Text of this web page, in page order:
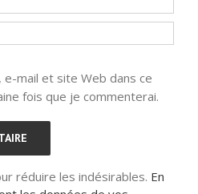
mail et site Web dans ce
fois que je commenterai.
réduire les indésirables. En